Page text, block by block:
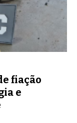
fiação
e